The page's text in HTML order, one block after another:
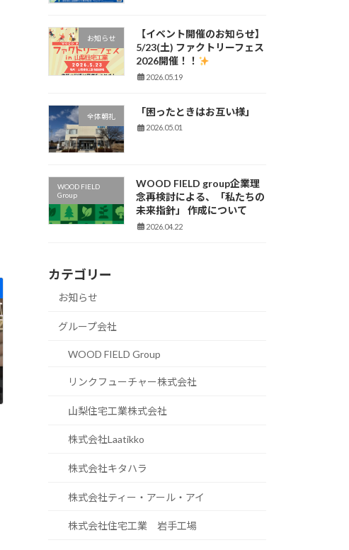
お知らせ
【イベント開催のお知らせ】
5/23(土) ファクトリーフェス
2026開催！！
2026.05.19
全体朝礼 「困ったときはお互い様」
2026.05.01
WOOD FIELD
Group
WOOD FIELD group企業理
念再検討による、「私たちの
未来指針」 作成について
2026.04.22
カテゴリー
お知らせ
グループ会社
WOOD FIELD Group
リンクフューチャー株式会社
山梨住宅工業株式会社
株式会社Laatikko
株式会社キタハラ
株式会社ティー・アール・アイ
株式会社住宅工業 岩手工場